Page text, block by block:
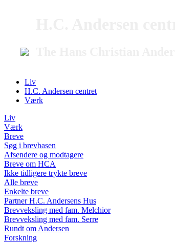
Liv
H.C. Andersen centret
Værk
Liv
Værk
Breve
Søg i brevbasen
Afsendere og modtagere
Breve om HCA
Ikke tidligere trykte breve
Alle breve
Enkelte breve
Partner H.C. Andersens Hus
Brevveksling med fam. Melchior
Brevveksling med fam. Serre
Rundt om Andersen
Forskning